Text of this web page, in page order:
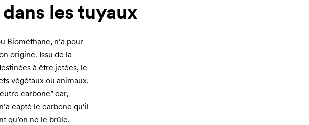
les tuyaux
Biométhane, n’a pour
origine. Issu de la
à être jetées, le
végétaux ou animaux.
carbone” car,
capté le carbone qu’il
qu’on ne le brûle.